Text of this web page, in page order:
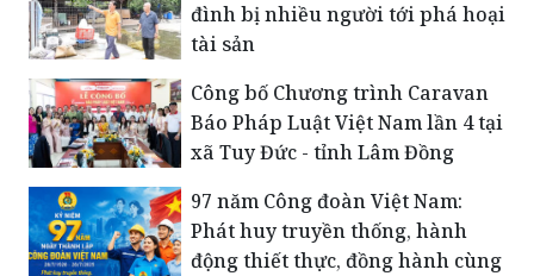
đình bị nhiều người tới phá hoại
tài sản
Công bố Chương trình Caravan
Báo Pháp Luật Việt Nam lần 4 tại
xã Tuy Đức - tỉnh Lâm Đồng
​97 năm Công đoàn Việt Nam:
Phát huy truyền thống, hành
động thiết thực, đồng hành cùng